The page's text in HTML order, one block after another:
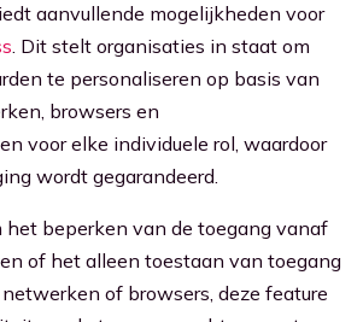
aanvullende mogelijkheden voor
. Dit stelt organisaties in staat om
te personaliseren op basis van
browsers en
voor elke individuele rol, waardoor
wordt gegarandeerd.
het beperken van de toegang vanaf
of het alleen toestaan van toegang
of browsers, deze feature